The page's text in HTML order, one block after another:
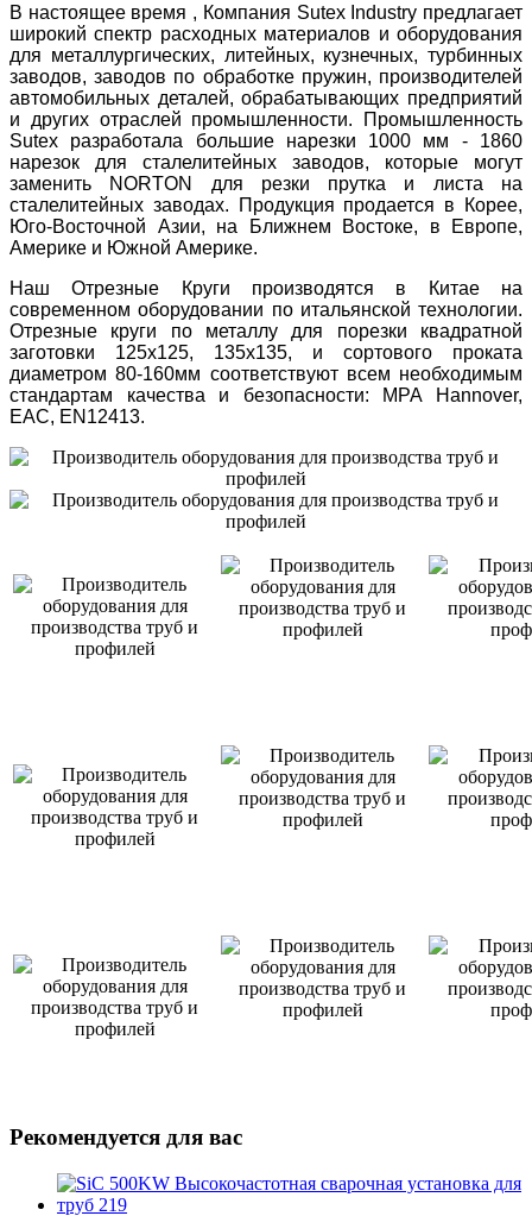
В настоящее время , Компания Sutex Industry предлагает
широкий спектр расходных материалов и оборудования
для металлургических, литейных, кузнечных, турбинных
заводов, заводов по обработке пружин, производителей
автомобильных деталей, обрабатывающих предприятий
и других отраслей промышленности. Промышленность
Sutex разработала большие нарезки 1000 мм - 1860
нарезок для сталелитейных заводов, которые могут
заменить NORTON для резки прутка и листа на
сталелитейных заводах. Продукция продается в Корее,
Юго-Восточной Азии, на Ближнем Востоке, в Европе,
Америке и Южной Америке.
Наш Отрезные Круги производятся в Китае на
современном оборудовании по итальянской технологии.
Отрезные круги по металлу для порезки квадратной
заготовки 125х125, 135х135, и сортового проката
диаметром 80-160мм соответствуют всем необходимым
стандартам качества и безопасности: MPA Hannover,
EAC, EN12413.
Рекомендуется для вас